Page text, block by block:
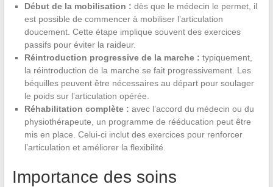
Début de la mobilisation : dès que le médecin le permet, il
est possible de commencer à mobiliser l’articulation
doucement. Cette étape implique souvent des exercices
passifs pour éviter la raideur.
Réintroduction progressive de la marche : typiquement,
la réintroduction de la marche se fait progressivement. Les
béquilles peuvent être nécessaires au départ pour soulager
le poids sur l’articulation opérée.
Réhabilitation complète : avec l’accord du médecin ou du
physiothérapeute, un programme de rééducation peut être
mis en place. Celui-ci inclut des exercices pour renforcer
l’articulation et améliorer la flexibilité.
Importance des soins